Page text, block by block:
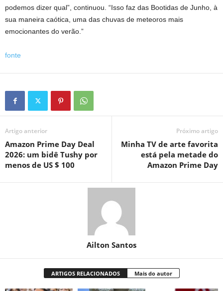
podemos dizer qual”, continuou. “Isso faz das Bootidas de Junho, à
sua maneira caótica, uma das chuvas de meteoros mais
emocionantes do verão.”
fonte
Artigo anterior
Amazon Prime Day Deal
2026: um bidê Tushy por
menos de US $ 100
Próximo artigo
Minha TV de arte favorita
está pela metade do
Amazon Prime Day
Ailton Santos
ARTIGOS RELACIONADOS Mais do autor